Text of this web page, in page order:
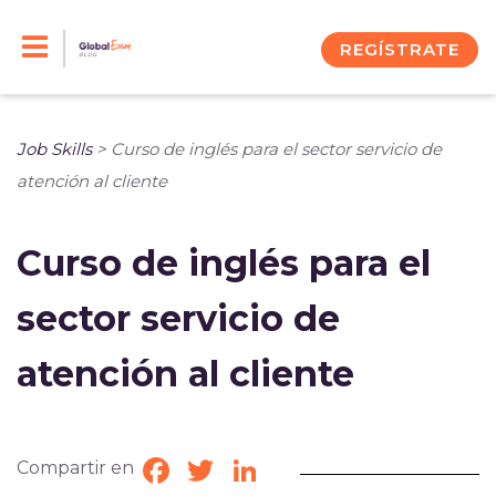
REGÍSTRATE
Job Skills> Curso de inglés para el sector servicio de
atención al cliente
Curso de inglés para el
sector servicio de
atención al cliente
Compartir en Facebook
TwitterLinkedIn